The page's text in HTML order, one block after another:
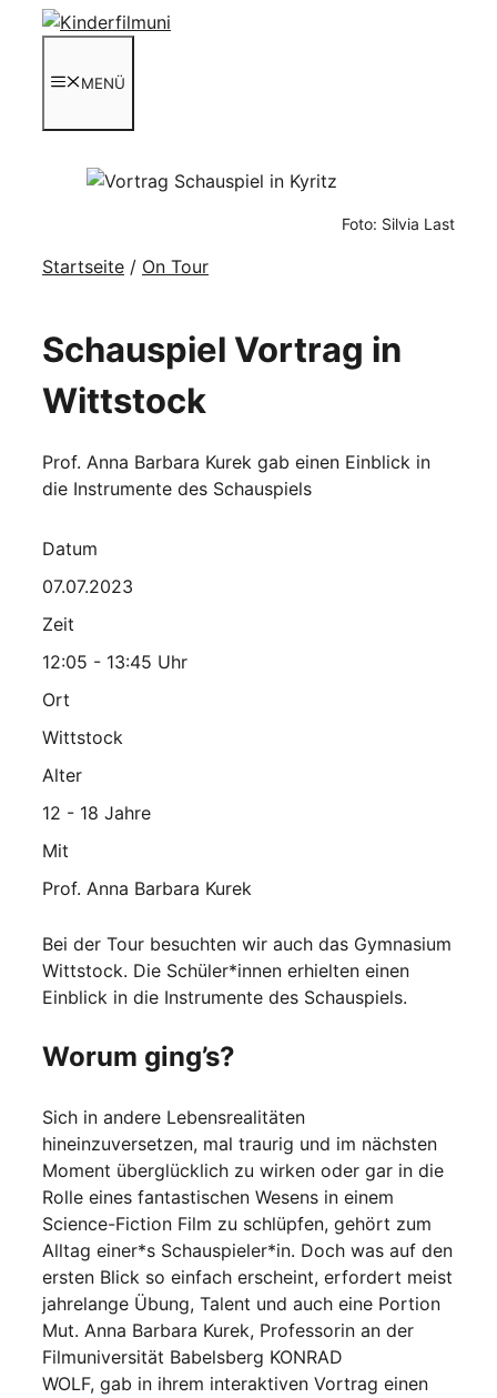
Zum
springenMENÜ
Foto: Silvia Last
Startseite / On Tour
Schauspiel Vortrag in
Wittstock
Prof. Anna Barbara Kurek gab einen Einblick in
die Instrumente des Schauspiels
Datum
07.07.2023
Zeit
12:05 - 13:45 Uhr
Ort
Wittstock
Alter
12 - 18 Jahre
Mit
Prof. Anna Barbara Kurek
Bei der Tour besuchten wir auch das Gymnasium
Wittstock. Die Schüler*innen erhielten einen
Einblick in die Instrumente des Schauspiels.
Worum ging’s?
Sich in andere Lebensrealitäten
hineinzuversetzen, mal traurig und im nächsten
Moment überglücklich zu wirken oder gar in die
Rolle eines fantastischen Wesens in einem
Science-Fiction Film zu schlüpfen, gehört zum
Alltag einer*s Schauspieler*in. Doch was auf den
ersten Blick so einfach erscheint, erfordert meist
jahrelange Übung, Talent und auch eine Portion
Mut. Anna Barbara Kurek, Professorin an der
Filmuniversität Babelsberg KONRAD
WOLF, gab in ihrem interaktiven Vortrag einen